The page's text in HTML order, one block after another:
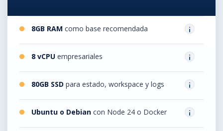
8GB RAM como base recomendada
8 vCPU empresariales
80GB SSD para estado, workspace y logs
Ubuntu o Debian con Node 24 o Docker